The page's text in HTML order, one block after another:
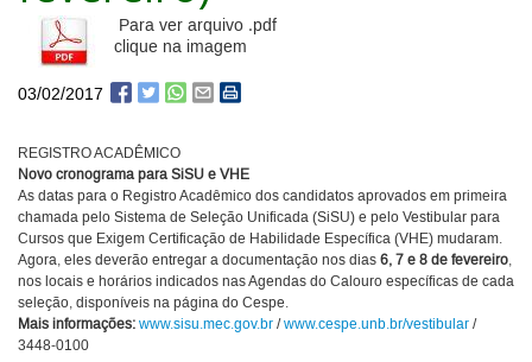
Para ver arquivo .pdf
clique na imagem
03/02/2017
REGISTRO ACADÊMICO
Novo cronograma para SiSU e VHE
As datas para o Registro Acadêmico dos candidatos aprovados em primeira
chamada pelo Sistema de Seleção Unificada (SiSU) e pelo Vestibular para
Cursos que Exigem Certificação de Habilidade Específica (VHE) mudaram.
Agora, eles deverão entregar a documentação nos dias 6, 7 e 8 de fevereiro,
nos locais e horários indicados nas Agendas do Calouro específicas de cada
seleção, disponíveis na página do Cespe.
Mais informações: www.sisu.mec.gov.br /www.cespe.unb.br/vestibular /
3448-0100